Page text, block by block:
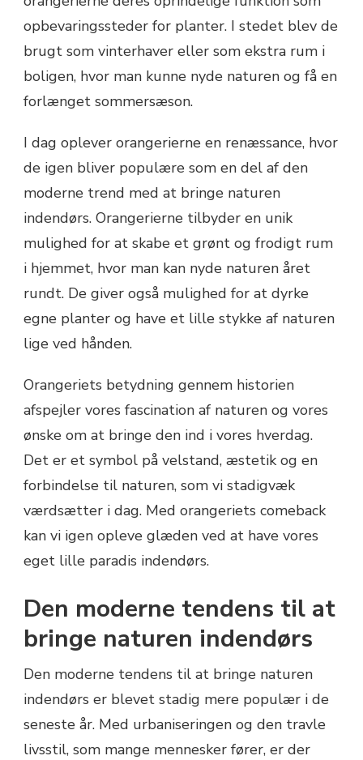
opbevaringssteder for planter. I stedet blev de
brugt som vinterhaver eller som ekstra rum i
boligen, hvor man kunne nyde naturen og få en
forlænget sommersæson.
I dag oplever orangerierne en renæssance, hvor
de igen bliver populære som en del af den
moderne trend med at bringe naturen
indendørs. Orangerierne tilbyder en unik
mulighed for at skabe et grønt og frodigt rum
i hjemmet, hvor man kan nyde naturen året
rundt. De giver også mulighed for at dyrke
egne planter og have et lille stykke af naturen
lige ved hånden.
Orangeriets betydning gennem historien
afspejler vores fascination af naturen og vores
ønske om at bringe den ind i vores hverdag.
Det er et symbol på velstand, æstetik og en
forbindelse til naturen, som vi stadigvæk
værdsætter i dag. Med orangeriets comeback
kan vi igen opleve glæden ved at have vores
eget lille paradis indendørs.
Den moderne tendens til at
bringe naturen indendørs
Den moderne tendens til at bringe naturen
indendørs er blevet stadig mere populær i de
seneste år. Med urbaniseringen og den travle
livsstil, som mange mennesker fører, er der